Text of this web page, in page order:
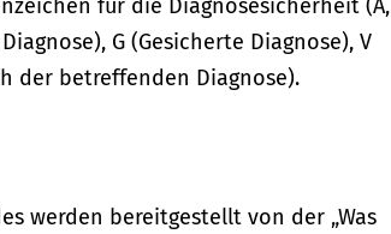
für die Diagnosesicherheit (A,
G (Gesicherte Diagnose), V
der betreffenden Diagnose).
werden bereitgestellt von der „Was